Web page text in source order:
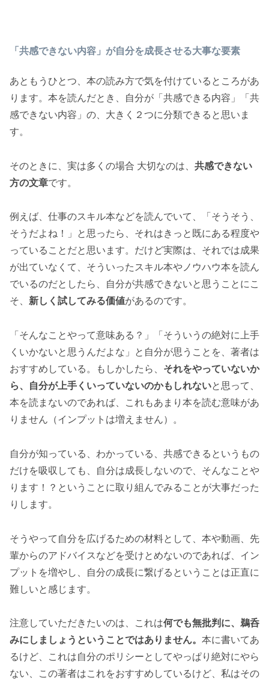
「共感できない内容」が自分を成長させる大事な要素
あともうひとつ、本の読み方で気を付けているところがあ
ります。本を読んだとき、自分が「共感できる内容」「共
感できない内容」の、大きく２つに分類できると思いま
す。
そのときに、実は多くの場合 大切なのは、 共感できない
方の文章です。
例えば、仕事のスキル本などを読んでいて、「そうそう、
そうだよね！」と思ったら、それはきっと既にある程度や
っていることだと思います。だけど実際は、それでは成果
が出ていなくて、そういったスキル本やノウハウ本を読ん
でいるのだとしたら、自分が共感できないと思うことにこ
そ、 新しく試してみる価値があるのです。
「そんなことやって意味ある？」「そういうの絶対に上手
くいかないと思うんだよな」と自分が思うことを、著者は
おすすめしている。もしかしたら、 それをやっていないか
ら、自分が上手くいっていないのかもしれないと思って、
本を読まないのであれば、これもあまり本を読む意味があ
りません（インプットは増えません）。
自分が知っている、わかっている、共感できるというもの
だけを吸収しても、自分は成長しないので、そんなことや
ります！？ということに取り組んでみることが大事だった
りします。
そうやって自分を広げるための材料として、本や動画、先
輩からのアドバイスなどを受けとめないのであれば、イン
プットを増やし、自分の成長に繋げるということは正直に
難しいと感じます。
注意していただきたいのは、これは何でも無批判に、鵜呑
みにしましょうということではありません。 本に書いてあ
るけど、これは自分のポリシーとしてやっぱり絶対にやら
ない、この著者はこれをおすすめしているけど、私はその